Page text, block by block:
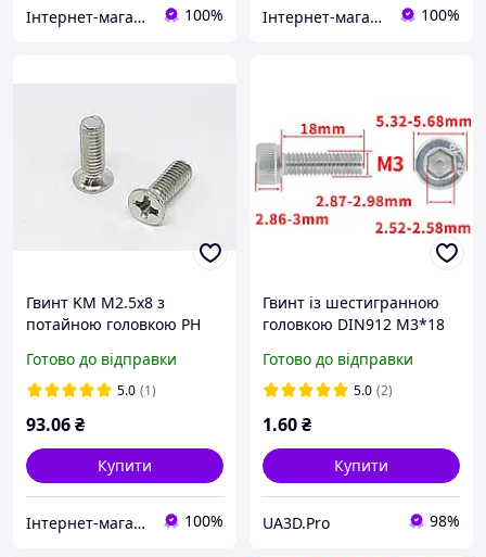
Інтернет-магазин "TRACKER-PI.COM.UA" 100% Інтернет-магазин "TRACKER-PI.COM.UA" 100%
Гвинт KM M2.5x8 з
потайною головкою PH
Готово до відправки
5.0 (1)
93.06₴
Купити
Інтернет-магазин "TRACKER-PI.COM.UA" 100%
Гвинт із шестигранною
головкою DIN912 M3*18
головкою та внутрішнім
шестигранником
Готово до відправки
5.0 (2)
1.60₴
Купити
UA3D.Pro 98%